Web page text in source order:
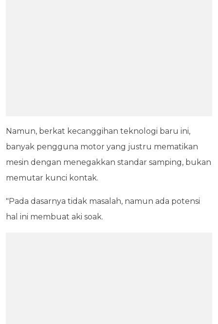
Namun, berkat kecanggihan teknologi baru ini,
banyak pengguna motor yang justru mematikan
mesin dengan menegakkan standar samping, bukan
memutar kunci kontak.
"Pada dasarnya tidak masalah, namun ada potensi
hal ini membuat aki soak.